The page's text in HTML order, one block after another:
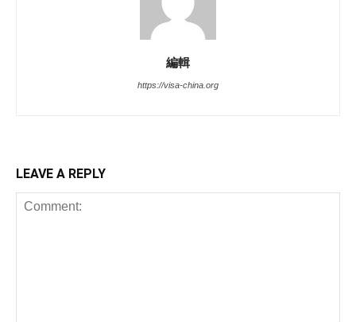
編輯
https://visa-china.org
LEAVE A REPLY